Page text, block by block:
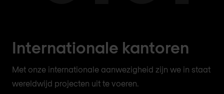
Internationale kantoren
Met onze internationale aanwezigheid zijn we in staat
wereldwijd projecten uit te voeren.